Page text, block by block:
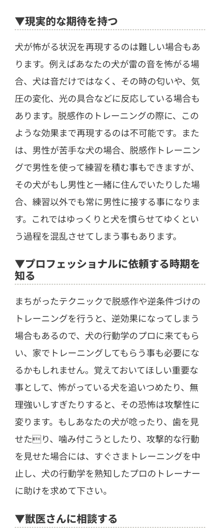
▼現実的な期待を持つ
犬が怖がる状況を再現するのは難しい場合もあ
ります。例えばあなたの犬が雷の音を怖がる場
合、犬は音だけではなく、その時の匂いや、気
圧の変化、光の具合などに反応している場合も
あります。脱感作のトレーニングの際に、この
ような効果まで再現するのは不可能です。また
は、男性が苦手な犬の場合、脱感作トレーニン
グで男性を使って練習を積む事もできますが、
その犬がもし男性と一緒に住んでいたりした場
合、練習以外でも常に男性に接する事になりま
す。これではゆっくりと犬を慣らせてゆくとい
う過程を混乱させてしまう事もあります。
▼プロフェッショナルに依頼する時期を
知る
まちがったテクニックで脱感作や逆条件づけの
トレーニングを行うと、逆効果になってしまう
場合もあるので、犬の行動学のプロに来てもら
い、家でトレーニングしてもらう事も必要にな
るかもしれません。覚えておいてほしい重要な
事として、怖がっている犬を追いつめたり、無
理強いしすぎたりすると、その恐怖は攻撃性に
変ります。もしあなたの犬が唸ったり、歯を見
せたり、噛み付こうとしたり、攻撃的な行動
を見せた場合には、すぐさまトレーニングを中
止し、犬の行動学を熟知したプロのトレーナー
に助けを求めて下さい。
▼獣医さんに相談する